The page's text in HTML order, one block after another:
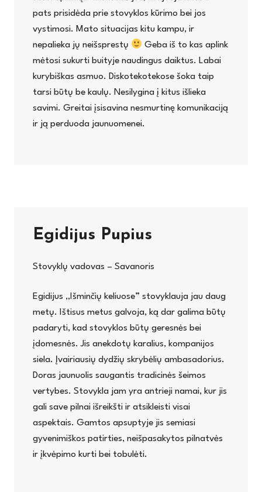
pats prisidėda prie stovyklos kūrimo bei jos
vystimosi. Mato situacijas kitu kampu, ir
nepalieka jų neišsprestų
Geba iš to kas aplink
mėtosi sukurti buityje naudingus daiktus. Labai
kurybiškas asmuo. Diskotekotekose šoka taip
tarsi būtų be kaulų. Nesilygina į kitus išlieka
savimi. Greitai įsisavina nesmurtinę komunikaciją
ir ją perduoda jaunuomenei.
Egidijus Pupius
Stovyklų vadovas – Savanoris
Egidijus „Išminčių keliuose” stovyklauja jau daug
metų. Ištisus metus galvoja, ką dar galima būtų
padaryti, kad stovyklos būtų geresnės bei
įdomesnės. Jis anekdotų karalius, kompanijos
siela. Įvairiausių dydžių skrybėlių ambasadorius.
Doras jaunuolis saugantis tradicinės šeimos
vertybes. Stovykla jam yra antrieji namai, kur jis
gali save pilnai išreikšti ir atsikleisti visai
aspektais. Gamtos apsuptyje jis semiasi
gyvenimiškos patirties, neišpasakytos pilnatvės
ir įkvėpimo kurti bei tobulėti.